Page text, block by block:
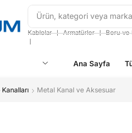
Ürün, kategori veya marka
Kablolar ❘ Armatürler ❘ Boru ve
❘
Ana Sayfa
Metal Kanal ve Aksesuar